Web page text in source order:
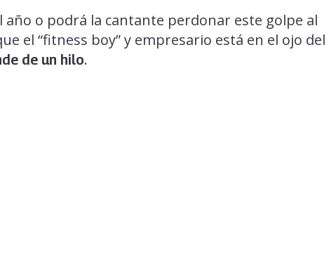
año o podrá la cantante perdonar este golpe al
el “fitness boy” y empresario está en el ojo del
de un hilo.